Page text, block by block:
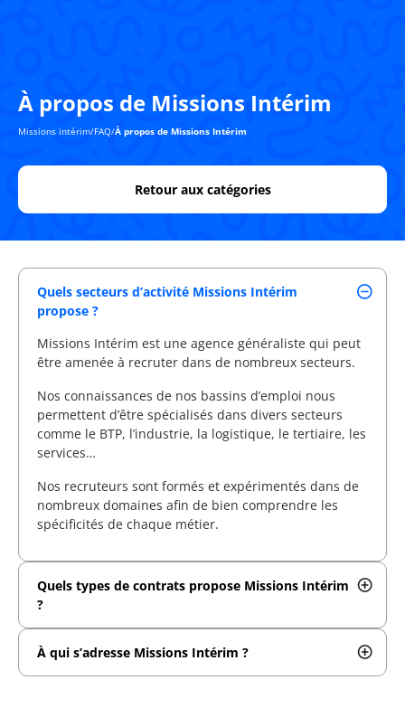
À propos de Missions Intérim
Missions intérim/FAQ/À propos de Missions Intérim
Retour aux catégories
Quels secteurs d’activité Missions Intérim
propose ?
Missions Intérim est une agence généraliste qui peut
être amenée à recruter dans de nombreux secteurs.
Nos connaissances de nos bassins d’emploi nous
permettent d’être spécialisés dans divers secteurs
comme le BTP, l’industrie, la logistique, le tertiaire, les
services…
Nos recruteurs sont formés et expérimentés dans de
nombreux domaines afin de bien comprendre les
spécificités de chaque métier.
Quels types de contrats propose Missions Intérim
?
À qui s’adresse Missions Intérim ?